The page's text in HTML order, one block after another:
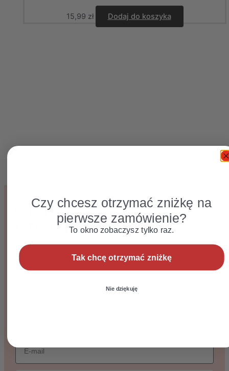
15,99 zł Dodaj do koszyka
Odbierz 5% rabatu na pierwsze
zamówienie
Zapisz się do naszego newslettera, otrzymuj
powiadomienia o nowych promocjach i produktach.
Czy chcesz otrzymać zniżkę na
pierwsze zamówienie?
To okno zobaczysz tylko raz.
Tak chcę otrzymać zniżkę
Nie dziękuję